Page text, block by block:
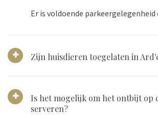
Er is voldoende
Zijn huisdieren toegelaten in
Is het mogelijk om het ontbijt op
serveren?